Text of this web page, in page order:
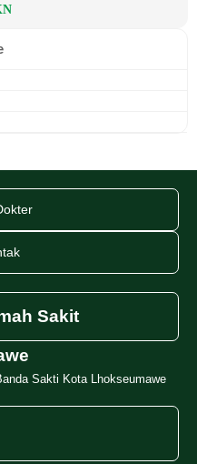
Sakit
Sakti Kota Lhokseumawe